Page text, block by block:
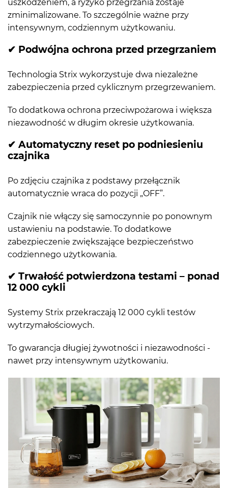
uszkodzeniem, a ryzyko przegrzania zostaje
zminimalizowane. To szczególnie ważne przy
intensywnym, codziennym użytkowaniu.
✔ Podwójna ochrona przed przegrzaniem
Technologia Strix wykorzystuje dwa niezależne
zabezpieczenia przed cyklicznym przegrzewaniem.
To dodatkowa ochrona przeciwpożarowa i większa
niezawodność w długim okresie użytkowania.
✔ Automatyczny reset po podniesieniu
czajnika
Po zdjęciu czajnika z podstawy przełącznik
automatycznie wraca do pozycji „OFF”.
Czajnik nie włączy się samoczynnie po ponownym
ustawieniu na podstawie. To dodatkowe
zabezpieczenie zwiększające bezpieczeństwo
codziennego użytkowania.
✔ Trwałość potwierdzona testami – ponad
12 000 cykli
Systemy Strix przekraczają 12 000 cykli testów
wytrzymałościowych.
To gwarancja długiej żywotności i niezawodności -
nawet przy intensywnym użytkowaniu.